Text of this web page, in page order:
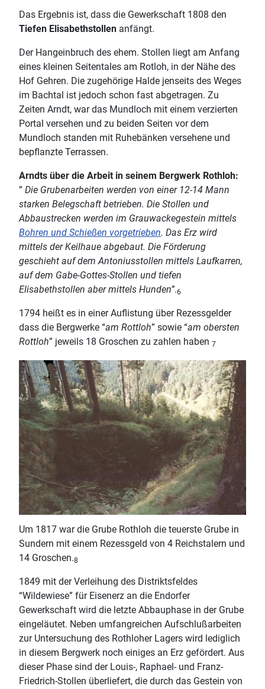
Das Ergebnis ist, dass die Gewerkschaft 1808 den
Tiefen Elisabethstollen anfängt.
Der Hangeinbruch des ehem. Stollen liegt am Anfang
eines kleinen Seitentales am Rotloh, in der Nähe des
Hof Gehren. Die zugehörige Halde jenseits des Weges
im Bachtal ist jedoch schon fast abgetragen. Zu
Zeiten Arndt, war das Mundloch mit einem verzierten
Portal versehen und zu beiden Seiten vor dem
Mundloch standen mit Ruhebänken versehene und
bepflanzte Terrassen.
Arndts über die Arbeit in seinem Bergwerk Rothloh:
” Die Grubenarbeiten werden von einer 12-14 Mann
starken Belegschaft betrieben. Die Stollen und
Abbaustrecken werden im Grauwackegestein mittels
Bohren und Schießen vorgetrieben. Das Erz wird
mittels der Keilhaue abgebaut. Die Förderung
geschieht auf dem Antoniusstollen mittels Laufkarren,
auf dem Gabe-Gottes-Stollen und tiefen
Elisabethstollen aber mittels Hunden”.6
1794 heißt es in einer Auflistung über Rezessgelder
dass die Bergwerke “am Rottloh” sowie “am obersten
Rottloh” jeweils 18 Groschen zu zahlen haben 7
Um 1817 war die Grube Rothloh die teuerste Grube in
Sundern mit einem Rezessgeld von 4 Reichstalern und
14 Groschen.8
1849 mit der Verleihung des Distriktsfeldes
“Wildewiese” für Eisenerz an die Endorfer
Gewerkschaft wird die letzte Abbauphase in der Grube
eingeläutet. Neben umfangreichen Aufschlußarbeiten
zur Untersuchung des Rothloher Lagers wird lediglich
in diesem Bergwerk noch einiges an Erz gefördert. Aus
dieser Phase sind der Louis-, Raphael- und Franz-
Friedrich-Stollen überliefert, die durch das Gestein von